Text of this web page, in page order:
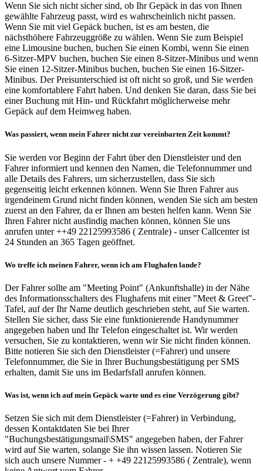
Wenn Sie sich nicht sicher sind, ob Ihr Gepäck in das von Ihnen
gewählte Fahrzeug passt, wird es wahrscheinlich nicht passen.
Wenn Sie mit viel Gepäck buchen, ist es am besten, die
nächsthöhere Fahrzeuggröße zu wählen. Wenn Sie zum Beispiel
eine Limousine buchen, buchen Sie einen Kombi, wenn Sie einen
6-Sitzer-MPV buchen, buchen Sie einen 8-Sitzer-Minibus und wenn
Sie einen 12-Sitzer-Minibus buchen, buchen Sie einen 16-Sitzer-
Minibus. Der Preisunterschied ist oft nicht so groß, und Sie werden
eine komfortablere Fahrt haben. Und denken Sie daran, dass Sie bei
einer Buchung mit Hin- und Rückfahrt möglicherweise mehr
Gepäck auf dem Heimweg haben.
Was passiert, wenn mein Fahrer nicht zur vereinbarten Zeit kommt?
Sie werden vor Beginn der Fahrt über den Dienstleister und den
Fahrer informiert und kennen den Namen, die Telefonnummer und
alle Details des Fahrers, um sicherzustellen, dass Sie sich
gegenseitig leicht erkennen können. Wenn Sie Ihren Fahrer aus
irgendeinem Grund nicht finden können, wenden Sie sich am besten
zuerst an den Fahrer, da er Ihnen am besten helfen kann. Wenn Sie
Ihren Fahrer nicht ausfindig machen können, können Sie uns
anrufen unter ++49 22125993586 ( Zentrale) - unser Callcenter ist
24 Stunden an 365 Tagen geöffnet.
Wo treffe ich meinen Fahrer, wenn ich am Flughafen lande?
Der Fahrer sollte am "Meeting Point" (Ankunftshalle) in der Nähe
des Informationsschalters des Flughafens mit einer "Meet & Greet"-
Tafel, auf der Ihr Name deutlich geschrieben steht, auf Sie warten.
Stellen Sie sicher, dass Sie eine funktionierende Handynummer
angegeben haben und Ihr Telefon eingeschaltet ist. Wir werden
versuchen, Sie zu kontaktieren, wenn wir Sie nicht finden können.
Bitte notieren Sie sich den Dienstleister (=Fahrer) und unsere
Telefonnummer, die Sie in Ihrer Buchungsbestätigung per SMS
erhalten, damit Sie uns im Bedarfsfall anrufen können.
Was ist, wenn ich auf mein Gepäck warte und es eine Verzögerung gibt?
Setzen Sie sich mit dem Dienstleister (=Fahrer) in Verbindung,
dessen Kontaktdaten Sie bei Ihrer
"Buchungsbestätigungsmail\SMS" angegeben haben, der Fahrer
wird auf Sie warten, solange Sie ihn wissen lassen. Notieren Sie
sich auch unsere Nummer - + +49 22125993586 ( Zentrale), wenn